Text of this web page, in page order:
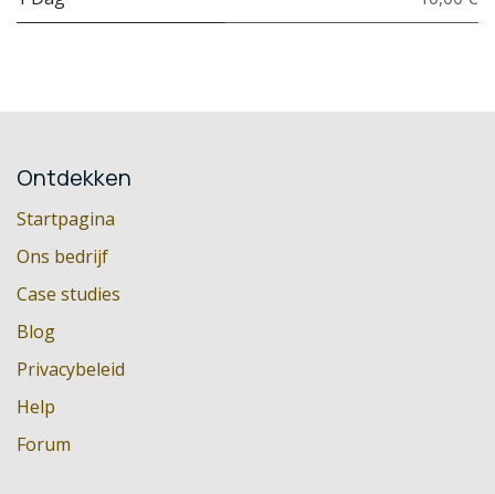
Ontdekken
Startpagina
Ons bedrijf
Case studies
Blog
Privacybeleid
Help
Forum